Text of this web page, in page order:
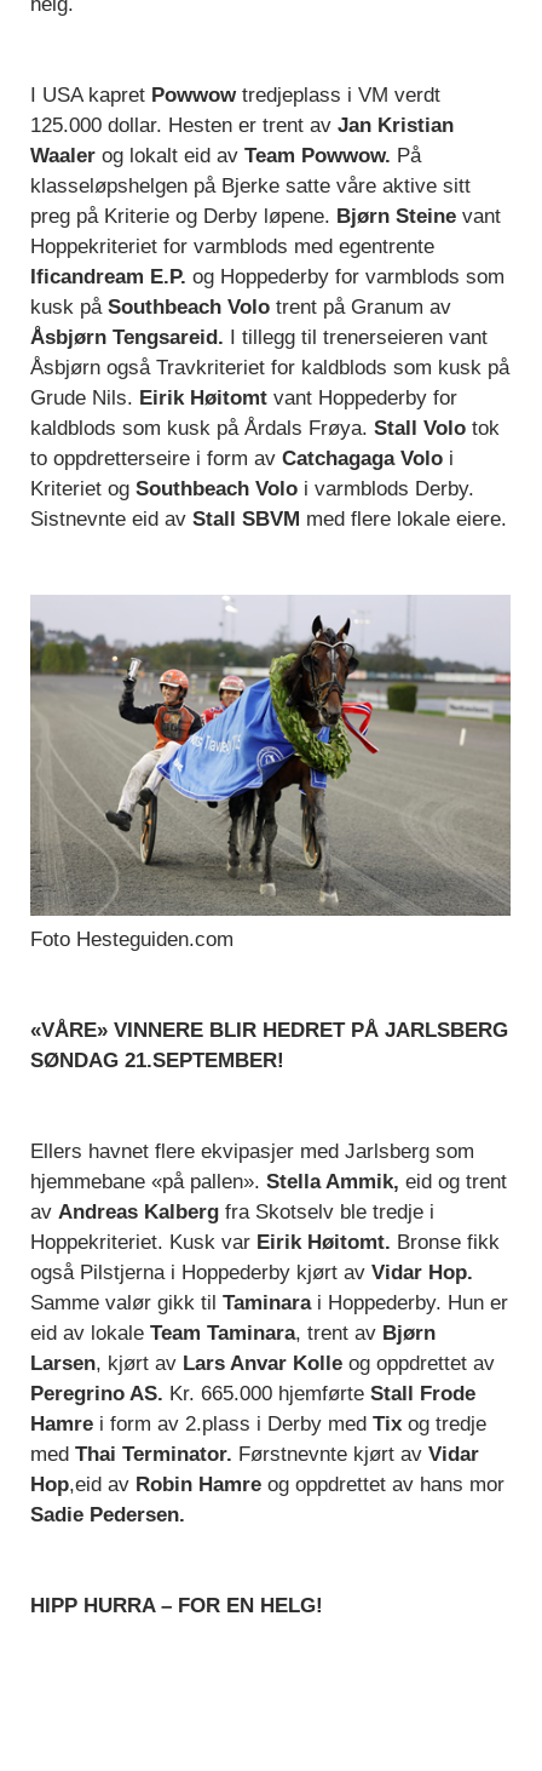
I USA kapret Powwow tredjeplass i VM verdt
125.000 dollar. Hesten er trent av Jan Kristian
Waaler og lokalt eid av Team Powwow. På
klasseløpshelgen på Bjerke satte våre aktive sitt
preg på Kriterie og Derby løpene. Bjørn Steine vant
Hoppekriteriet for varmblods med egentrente
Ificandream E.P. og Hoppederby for varmblods som
kusk på Southbeach Volo trent på Granum av
Åsbjørn Tengsareid. I tillegg til trenerseieren vant
Åsbjørn også Travkriteriet for kaldblods som kusk på
Grude Nils. Eirik Høitomt vant Hoppederby for
kaldblods som kusk på Årdals Frøya. Stall Volo tok
to oppdretterseire i form av Catchagaga Volo i
Kriteriet og Southbeach Volo i varmblods Derby.
Sistnevnte eid av Stall SBVM med flere lokale eiere.
Foto Hesteguiden.com
«VÅRE» VINNERE BLIR HEDRET PÅ JARLSBERG
SØNDAG 21.SEPTEMBER!
Ellers havnet flere ekvipasjer med Jarlsberg som
hjemmebane «på pallen». Stella Ammik, eid og trent
av Andreas Kalberg fra Skotselv ble tredje i
Hoppekriteriet. Kusk var Eirik Høitomt. Bronse fikk
også Pilstjerna i Hoppederby kjørt av Vidar Hop.
Samme valør gikk til Taminara i Hoppederby. Hun er
eid av lokale Team Taminara, trent av Bjørn
Larsen, kjørt av Lars Anvar Kolle og oppdrettet av
Peregrino AS. Kr. 665.000 hjemførte Stall Frode
Hamre i form av 2.plass i Derby med Tix og tredje
med Thai Terminator. Førstnevnte kjørt av Vidar
Hop,eid av Robin Hamre og oppdrettet av hans mor
Sadie Pedersen.
HIPP HURRA – FOR EN HELG!